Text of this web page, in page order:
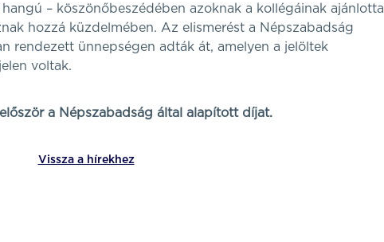
– köszönőbeszédében azoknak a kollégáinak ajánlotta
hozzá küzdelmében. Az elismerést a Népszabadság
rendezett ünnepségen adták át, amelyen a jelöltek
voltak.
a Népszabadság által alapított díjat.
Vissza a hírekhez